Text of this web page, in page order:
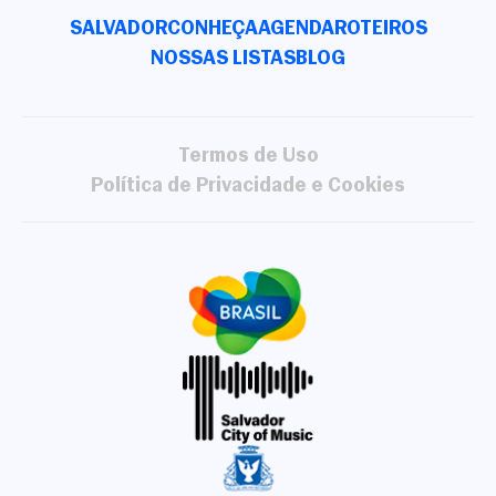
SALVADORCONHEÇAAGENDAROTEIROS
NOSSAS LISTASBLOG
Termos de Uso
Política de Privacidade e Cookies